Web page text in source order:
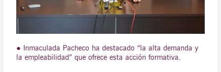
● Inmaculada Pacheco ha destacado “la alta demanda y
la empleabilidad” que ofrece esta acción formativa.